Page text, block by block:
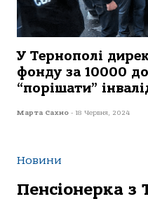
У Тернополі
фонду за 10000
“порішати”
Марта Сахно - 18 Червня, 2024
Новини
Пенсіонерка з